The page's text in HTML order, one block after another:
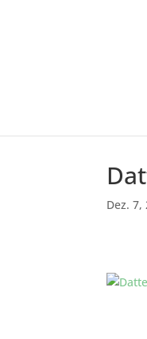
Dez. 7,